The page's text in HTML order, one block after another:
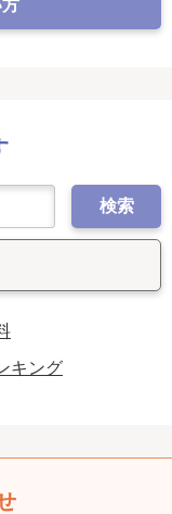
検索
キング